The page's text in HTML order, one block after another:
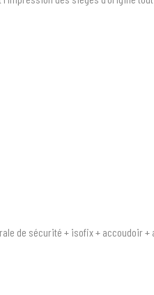
de sécurité + isofix + accoudoir +